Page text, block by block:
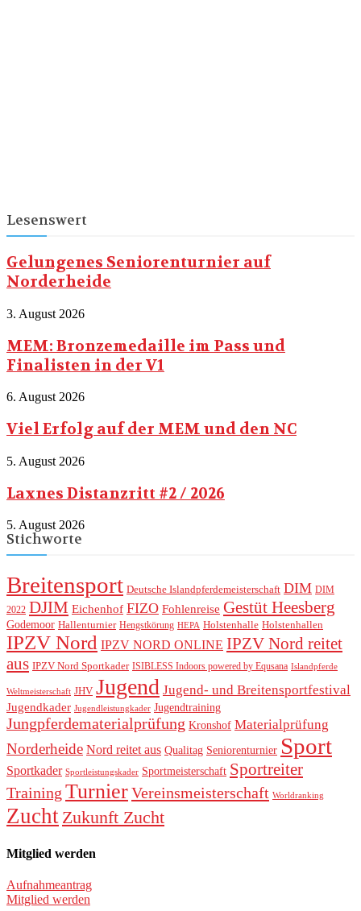
Lesenswert
Gelungenes Seniorenturnier auf
Norderheide
3. August 2026
MEM: Bronzemedaille im Pass und
Finalisten in der V1
6. August 2026
Viel Erfolg auf der MEM und den NC
5. August 2026
Laxnes Distanzritt #2 / 2026
5. August 2026
Stichworte
Breitensport Deutsche Islandpferdemeisterschaft DIM DIM
2022 DJIM Eichenhof FIZO Fohlenreise Gestüt Heesberg
Godemoor Hallenturnier Hengstkörung HEPA Holstenhalle Holstenhallen
IPZV Nord IPZV NORD ONLINE IPZV Nord reitet
aus IPZV Nord Sportkader ISIBLESS Indoors powered by Equsana Islandpferde
Weltmeisterschaft JHV Jugend Jugend- und Breitensportfestival
Jugendkader Jugendleistungkader Jugendtraining
Jungpferdematerialprüfung Kronshof Materialprüfung
Norderheide Nord reitet aus Qualitag Seniorenturnier Sport
Sportkader Sportleistungskader Sportmeisterschaft Sportreiter
Training TurnierVereinsmeisterschaft Worldranking
Zucht Zukunft Zucht
Mitglied werden
Aufnahmeantrag
Mitglied werden